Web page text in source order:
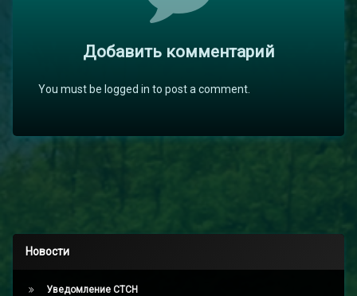
Добавить комментарий
You must be logged in to post a comment.
Новости
Уведомление СТСН